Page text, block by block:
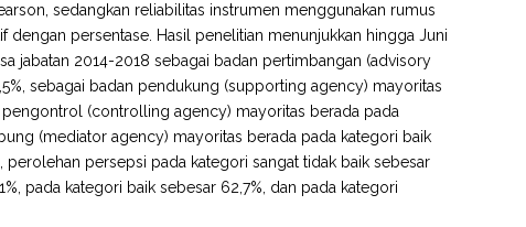
sedangkan reliabilitas instrumen menggunakan rumus
persentase. Hasil penelitian menunjukkan hingga Juni
jabatan 2014-2018 sebagai badan pertimbangan (advisory
sebagai badan pendukung (supporting agency) mayoritas
(controlling agency) mayoritas berada pada
(mediator agency) mayoritas berada pada kategori baik
perolehan persepsi pada kategori sangat tidak baik sebesar
pada kategori baik sebesar 62,7%, dan pada kategori